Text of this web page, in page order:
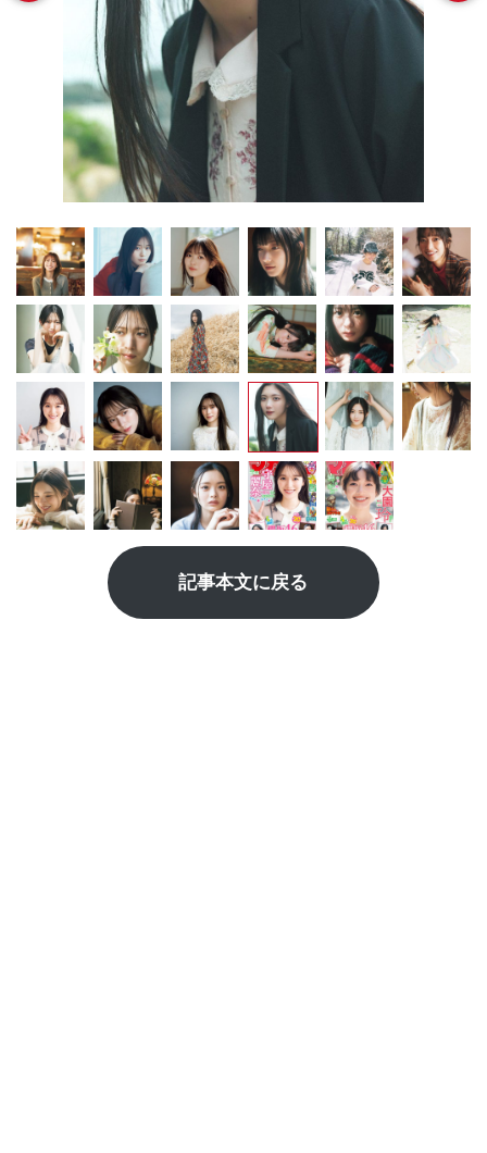
記事本文に戻る